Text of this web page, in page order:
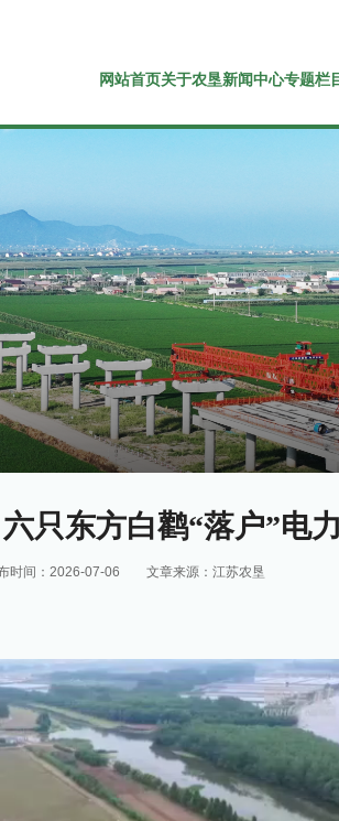
网站首页关于农垦新闻中心专题栏
只东方白鹳“落户”电
时间：2026-07-06 文章来源：江苏农垦